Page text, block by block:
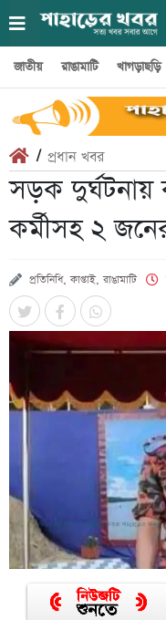
জাতীয় রাঙামাটি খাগড়াছড়ি
/ প্রধান খবর
সড়ক দুর্ঘটনায়
কর্মীসহ ২
প্রতিনিধি, কাপ্তাই, রাঙামাটি